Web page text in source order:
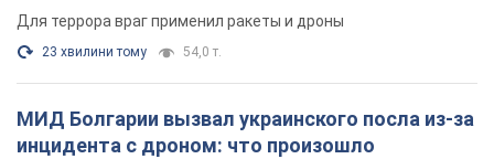
Фото и видео
Для террора враг применил ракеты и дроны
23 хвилини тому 54,0 т.
МИД Болгарии вызвал украинского посла из-за
инцидента с дроном: что произошло